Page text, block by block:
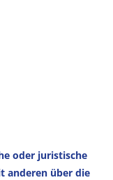
oder juristische
anderen über die